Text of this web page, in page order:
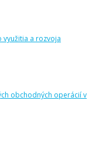
využitia a rozvoja
obchodných operácií v